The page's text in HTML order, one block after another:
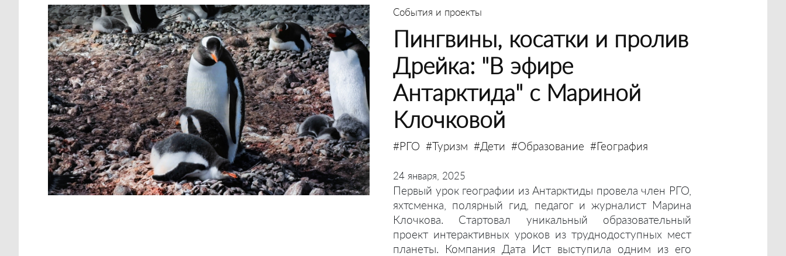
События и проекты
Пингвины, косатки и пролив
Дрейка: "В эфире
Антарктида" с Мариной
Клочковой
#РГО #Туризм #Дети #Образование #География
24 января, 2025
Первый урок географии из Антарктиды провела член РГО,
яхтсменка, полярный гид, педагог и журналист Марина
Клочкова. Стартовал уникальный образовательный
проект интерактивных уроков из труднодоступных мест
планеты. Компания Дата Ист выступила одним из его